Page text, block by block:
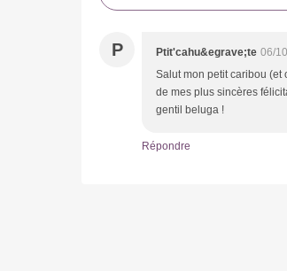
P Ptit'cahu&egrave;te 06/
Salut mon petit caribou (et
de mes plus sincères
gentil beluga !
Répondre